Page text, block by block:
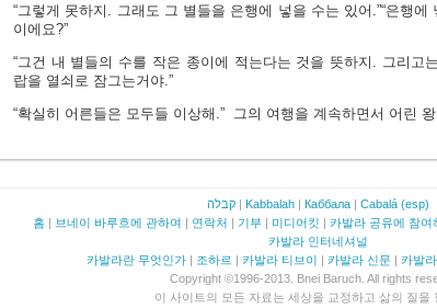
“그렇게 못하지. 그래도 그 별들을 은행에 넣을 수는 있어.”“은행에
이에요?”
“그건 내 별들의 수를 작은 종이에 적는다는 것을 뜻하지. 그리고
랍을 열쇠로 잠그는거야.”
“확실히 어른들은 모두들 이상해.” 그의 여행을 계속하면서 어린
קבלה| Kabbalah| Каббала| Cabalá (esp)
홈| 브네이 바루흐에 관하여 연락처 기부| 미디어킷 카발라 공유에 참여
카발라 인터네셔널
카발라란 무엇인가| 조하르 카발라 티브이 카발라 신문 카발
Copyright ©1996-2013. Bnei Baruch. All rights
이 사이트의 모든 자료는 세상을 교정하고 삶의 질을